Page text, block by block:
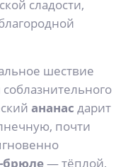
сладости,
шествие
соблазнительного
ананас дарит
почти
брюле— тёплой,